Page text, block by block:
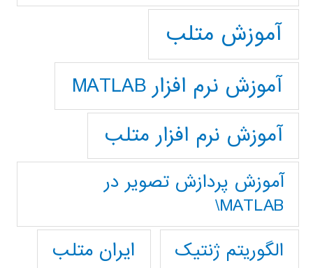
آموزش متلب
آموزش نرم افزار MATLAB
آموزش نرم افزار متلب
آموزش پردازش تصوير در
MATLAB\
الگوریتم ژنتیک
ایران متلب